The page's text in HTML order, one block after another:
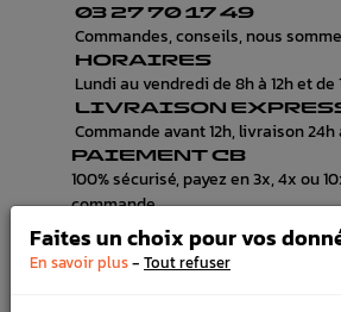
03 27 70 17 49
Commandes, conseils, nous
HORAIRES
Lundi au vendredi de 8h à 12h et de
LIVRAISON
Commande avant 12h, livraison 24h
PAIEMENT CB
100% sécurisé, payez en 3x, 4x ou
commande
Faites un choix pour vos
En savoir plus- Tout refuser